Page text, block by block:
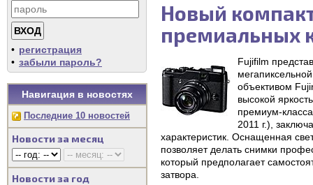
• регистрация
• забыли пароль?
Навигация в новостях
Последние 10 новостей
Новости за месяц
Новости за год
Новый
премиальных
Fujifilm
объективом
высокой
премиум-
2011 г.),
характеристик. Оснащенная
позволяет делать снимки
который предполагает
затвора.